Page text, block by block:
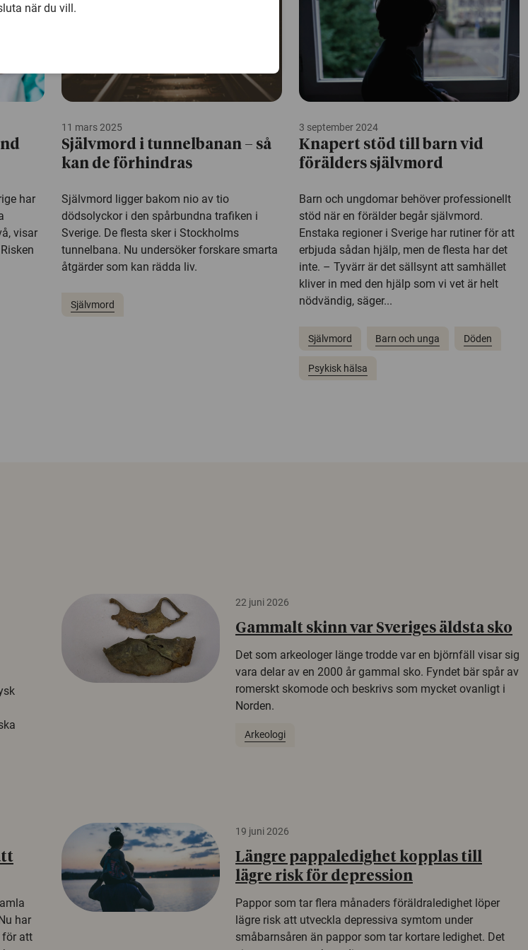
har
visar
11 mars 2025
Självmord i tunnelbanan – så
kan de förhindras
Självmord ligger bakom nio av tio
dödsolyckor i den spårbundna trafiken i
Sverige. De flesta sker i Stockholms
tunnelbana. Nu undersöker forskare smarta
åtgärder som kan rädda liv.
Självmord
3 september 2024
Knapert stöd till barn vid
förälders självmord
Barn och ungdomar behöver professionellt
stöd när en förälder begår självmord.
Enstaka regioner i Sverige har rutiner för att
erbjuda sådan hjälp, men de flesta har det
inte. – Tyvärr är det sällsynt att samhället
kliver in med den hjälp som vi vet är helt
nödvändig, säger...
Självmord Barn och unga Döden
Psykisk hälsa
22 juni 2026
Gammalt skinn var Sveriges äldsta sko
Det som arkeologer länge trodde var en björnfäll visar sig
vara delar av en 2000 år gammal sko. Fyndet bär spår av
romerskt skomode och beskrivs som mycket ovanligt i
Norden.
Arkeologi
har
för att
19 juni 2026
Längre pappaledighet kopplas till
lägre risk för depression
Pappor som tar flera månaders föräldraledighet löper
lägre risk att utveckla depressiva symtom under
småbarnsåren än pappor som tar kortare ledighet. Det
när du vill.